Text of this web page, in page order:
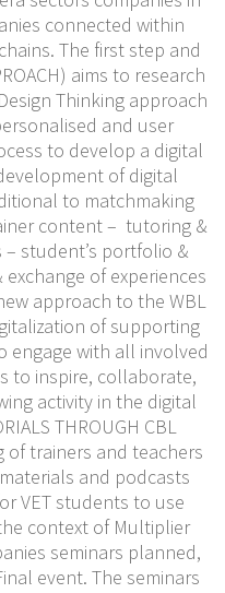
connected within
The first step and
aims to research
Thinking approach
and user
to develop a digital
of digital
to matchmaking
content – tutoring &
student’s portfolio &
of experiences
approach to the WBL
of supporting
engage with all involved
to inspire, collaborate,
activity in the digital
THROUGH CBL
of trainers and teachers
and podcasts
VET students to use
context of Multiplier
seminars planned,
event. The seminars